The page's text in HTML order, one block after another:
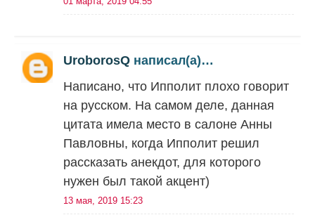
UroborosQ написал(а)…
Написано, что Ипполит плохо говорит
на русском. На самом деле, данная
цитата имела место в салоне Анны
Павловны, когда Ипполит решил
рассказать анекдот, для которого
нужен был такой акцент)
13 мая, 2019 15:23